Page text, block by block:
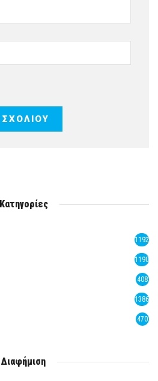
Κατηγορίες
1192
1190
408
1386
470
Διαφήμιση